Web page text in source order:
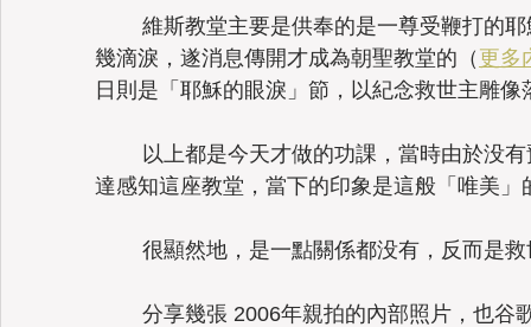
幾滴淚，遂消息傳開才成為朝聖教堂的（ 更多
日則是「耶穌的眼淚」節，以紀念救世主雕
達感知這座教堂，當下的印象是這般「唯美
很顯然地，是一點關係都没有，反而是
分享幾張 2006年親拍的內部照片，也谷